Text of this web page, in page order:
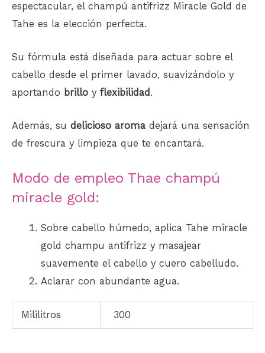
espectacular, el champú antifrizz Miracle Gold de
Tahe es la elección perfecta.
Su fórmula está diseñada para actuar sobre el
cabello desde el primer lavado, suavizándolo y
aportando brillo y flexibilidad .
Además, su delicioso aroma dejará una sensación
de frescura y limpieza que te encantará.
Modo de empleo Thae champú
miracle gold:
Sobre cabello húmedo, aplica Tahe miracle
gold champu antifrizz y masajear
suavemente el cabello y cuero cabelludo.
Aclarar con abundante agua.
Mililitros 300